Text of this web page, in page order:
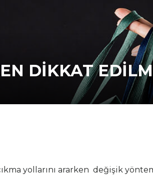
DİKKAT
yollarını ararken değişik